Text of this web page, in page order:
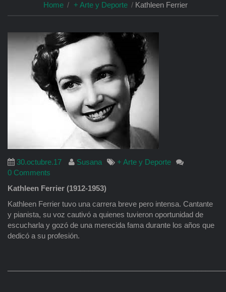
Home + Arte y Deporte Kathleen Ferrier
30.octubre.17 Susana
+ Arte y Deporte
0 Comments
Kathleen Ferrier (1912-1953)
Kathleen Ferrier tuvo una carrera breve pero intensa. Cantante
y pianista, su voz cautivó a quienes tuvieron oportunidad de
escucharla y gozó de una merecida fama durante los años que
dedicó a su profesión.